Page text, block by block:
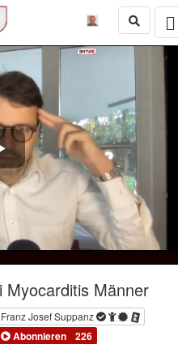
Video
Myocarditis Männer
Franz Josef Suppanz
Abonnieren 226